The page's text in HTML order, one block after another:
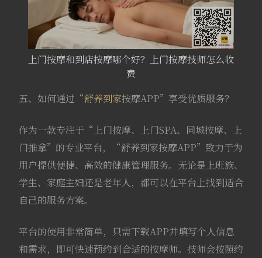
上门按摩和到店按摩哪个好？上门按摩技师怎么收
费
五、如何通过“舒养到家按摩APP”享受优质服务？
作为一款专注于“上门按摩、上门SPA、同城按摩、上
门推拿”的专业平台，“舒养到家按摩APP”致力于为
用户提供便捷、高效的健康管理服务。无论是上班族、
学生、家庭主妇还是老年人，都可以在平台上找到适合
自己的服务方案。
平台的使用非常简单，只需下载APP并填写个人信息
和需求，即可快速预约到合适的按摩师。技师会按照约